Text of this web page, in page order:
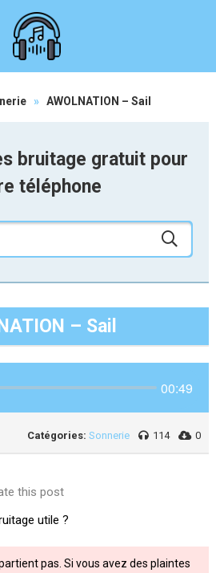
» AWOLNATION – Sail
bruitage gratuit pour
téléphone
– Sail
00:49
Catégories: Sonnerie 114 0
this post
utile ?
pas. Si vous avez des plaintes